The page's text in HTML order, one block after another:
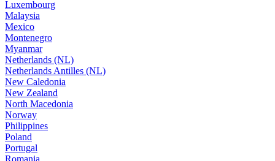
Luxembourg
Malaysia
Mexico
Montenegro
Myanmar
Netherlands (NL)
Netherlands Antilles (NL)
New Caledonia
New Zealand
North Macedonia
Norway
Philippines
Poland
Portugal
Romania